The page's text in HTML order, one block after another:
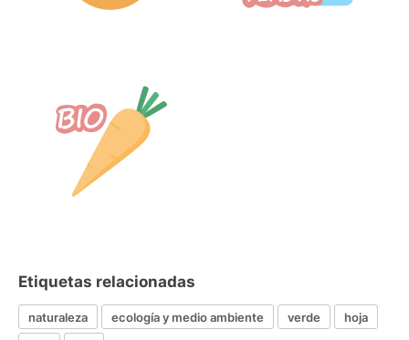
Etiquetas relacionadas
naturaleza ecología y medio ambiente verde
hoja